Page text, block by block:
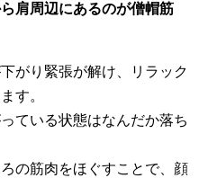
肩周辺にあるのが僧帽筋
がり緊張が解け、リラック
す。
ている状態はなんだか落ち
の筋肉をほぐすことで、顔